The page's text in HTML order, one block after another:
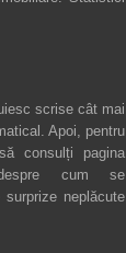
scrise cât mai
Apoi, pentru
consulți pagina
cum se
neplăcute